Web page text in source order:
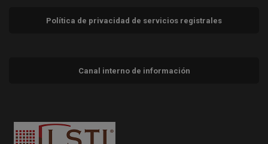
Política de privacidad de servicios registrales
Canal interno de información